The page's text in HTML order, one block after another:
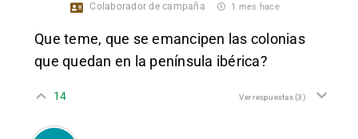
Colaborador de campaña 1 mes hace
Que teme, que se emancipen las colonias
que quedan en la península ibérica?
14 Ver respuestas(3)